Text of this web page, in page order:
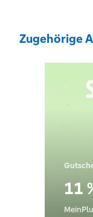
Zugehörige
11